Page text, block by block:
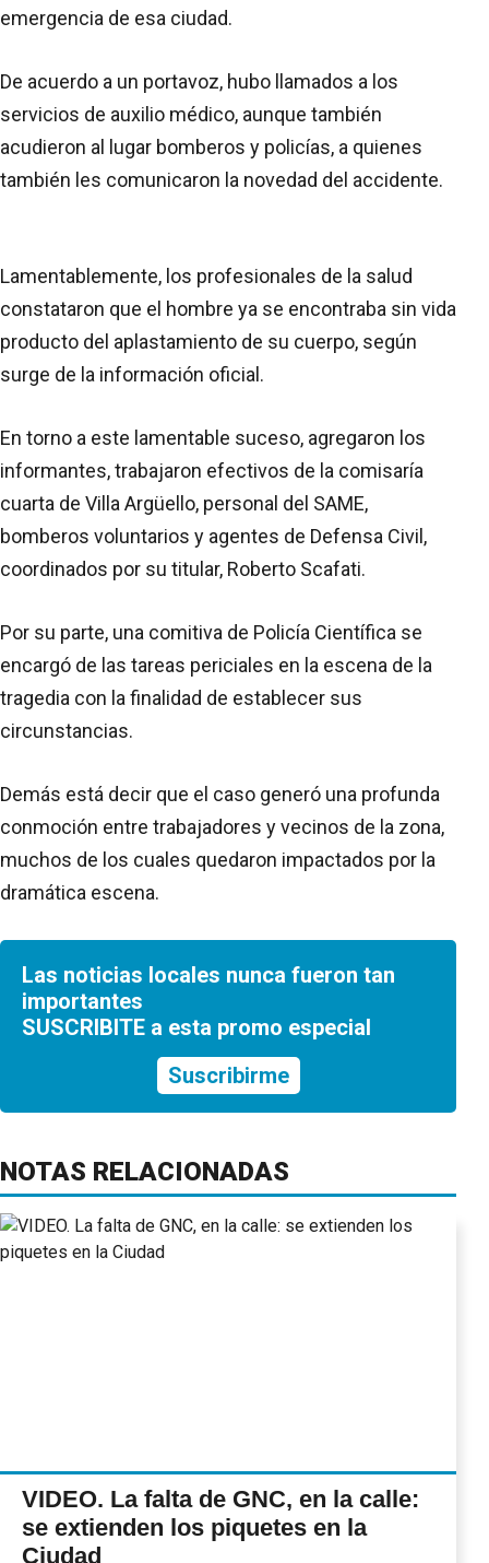
emergencia de esa ciudad.
De acuerdo a un portavoz, hubo llamados a los
servicios de auxilio médico, aunque también
acudieron al lugar bomberos y policías, a quienes
también les comunicaron la novedad del accidente.
Lamentablemente, los profesionales de la salud
constataron que el hombre ya se encontraba sin vida
producto del aplastamiento de su cuerpo, según
surge de la información oficial.
En torno a este lamentable suceso, agregaron los
informantes, trabajaron efectivos de la comisaría
cuarta de Villa Argüello, personal del SAME,
bomberos voluntarios y agentes de Defensa Civil,
coordinados por su titular, Roberto Scafati.
Por su parte, una comitiva de Policía Científica se
encargó de las tareas periciales en la escena de la
tragedia con la finalidad de establecer sus
circunstancias.
Demás está decir que el caso generó una profunda
conmoción entre trabajadores y vecinos de la zona,
muchos de los cuales quedaron impactados por la
dramática escena.
Las noticias locales nunca fueron tan
importantes
SUSCRIBITE a esta promo especial
Suscribirme
NOTAS RELACIONADAS
VIDEO. La falta de GNC, en la calle:
se extienden los piquetes en la
Ciudad